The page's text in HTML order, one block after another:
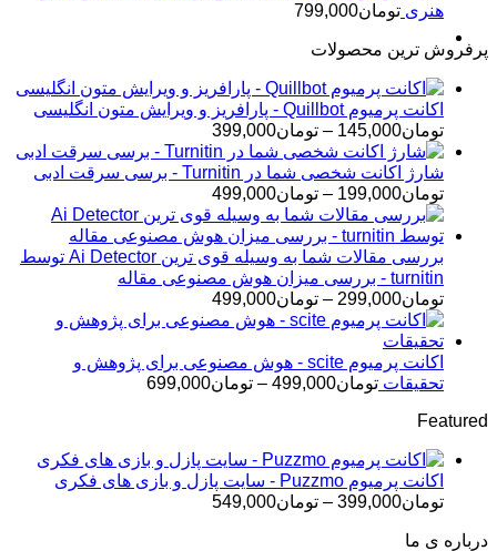
هنری تومان799,000
پرفروش ترین محصولات
اکانت پرمیوم Quillbot - پارافریز و ویرایش متون انگلیسی
تومان145,000
– تومان399,000محدوده
قیمت:
تومان145,000
تا
تومان399,000
شارژ اکانت شخصی شما در Turnitin - برسی سرقت ادبی
تومان199,000
– تومان499,000محدوده
قیمت:
تومان199,000
تا
تومان499,000
بررسی مقالات شما به وسیله قوی ترین Ai Detector توسط
turnitin - بررسی میزان هوش مصنوعی مقاله
تومان299,000
– تومان499,000محدوده
قیمت:
تا
تومان499,000
اکانت پرمیوم scite - هوش مصنوعی برای پژوهش و
تحقیقات تومان499,000
– تومان699,000محدوده
تومان699,000
Featured
اکانت پرمیوم Puzzmo - سایت پازل و بازی های فکری
تومان399,000
– تومان549,000
درباره ی ما